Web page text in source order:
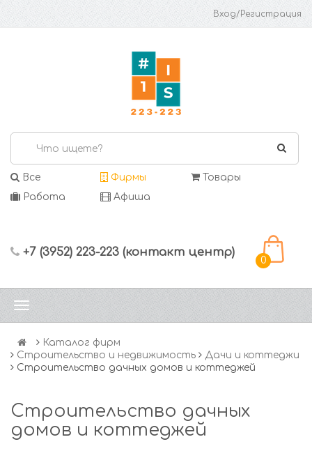
Вход/Регистрация
Все Фирмы
Товары
Работа
Афиша
+7 (3952) 223-223 (контакт центр)
0
Каталог фирм
Строительство и недвижимость
Дачи и коттеджи
Строительство дачных домов и коттеджей
Строительство дачных
домов и коттеджей